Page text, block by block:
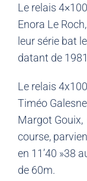
Le relais
Enora Le
leur série bat
datant de
Le relais
Timéo
Margot Gouix,
course,
en 11’40 »38
de 60m.